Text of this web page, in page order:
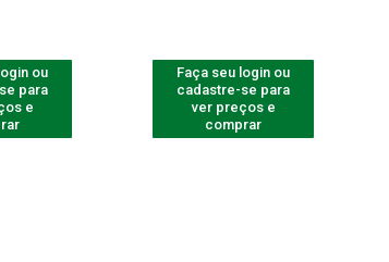
ou
para
e
Faça seu login ou
cadastre-se para
ver preços e
comprar